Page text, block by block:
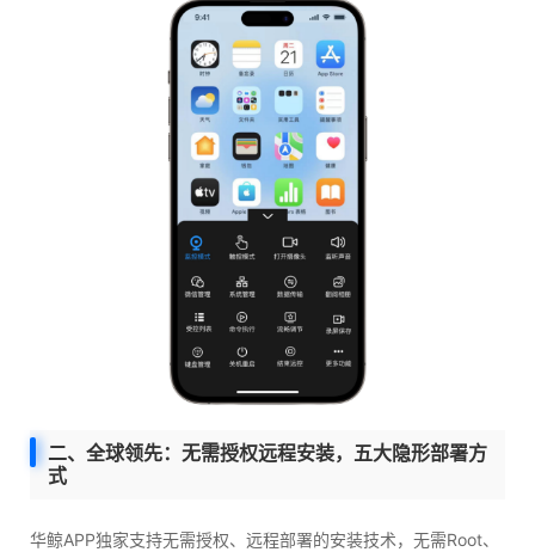
二、全球领先：无需授权远程安装，五大隐形部署方
式
华鲸APP独家支持无需授权、远程部署的安装技术，无需Root、